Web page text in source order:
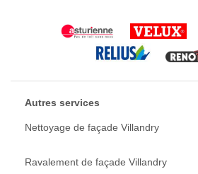
Autres services
Nettoyage de façade Villandry
Ravalement de façade Villandry